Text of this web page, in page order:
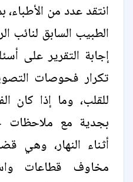
انتقد عدد من الأطباء،
الطبيب السابق لنائب
إجابة التقرير على
تكرار فحوصات
للقلب، وما إذا كان
بجدية مع ملاحظات
أثناء النهار، وهي
مخاوف قطاعات